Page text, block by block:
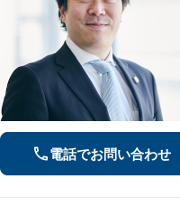
電話でお問い合わせ